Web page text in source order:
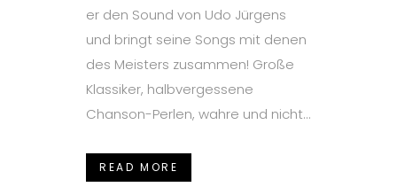
er den Sound von Udo Jürgens
und bringt seine Songs mit denen
des Meisters zusammen! Große
Klassiker, halbvergessene
Chanson-Perlen, wahre und nicht...
READ MORE